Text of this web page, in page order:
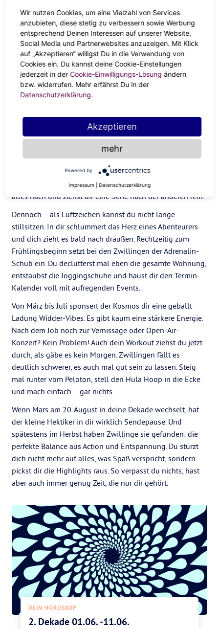
hier einen Fehler ausbessern. Du bleinst bei deiner
Grundidee, aber holst dir den Support und Input, den du
brauchst, damit das Ganze auch ein Erfolg wird. Ganz
schön clever, Zwilling!
Wellness
AlsZwillingder 1. Dekade kannst du zum Jahresstart 2022
ruhig powern, du hast es lieber gemütlich. Vom Sofa aus
noch schnell Soulfood bestellen, endlos Podcasts hören
oder eine Runde Netflix – du genießt das süße Nichtstun
und den Winterschlaf-Modus. Jupiter legt einen Softstart
hin und du tust es ihm gleich. Zum Bingewatching hat so
ein vielbeschäftigter Zwilling ja fast nie Zeit. Jetzt holst du
alles nach und ziehst dir eine Serie nach der anderen rein.
Dennoch – als Luftzeichen kannst du nicht lange
stillsitzen. In dir schlummert das Herz eines Abenteurers
und dich zieht es bald nach draußen. Rechtzeitig zum
Frühlingsbeginn setzt bei den Zwillingen der Adrenalin-
Schub ein. Du declutterst mal eben die gesamte Wohnung,
entstaubst die Joggingschuhe und haust dir den Termin-
Kalender voll mit aufregenden Events.
Von März bis Juli sponsert der Kosmos dir eine geballt
Ladung Widder-Vibes. Es gibt kaum eine stärkere Energie.
Nach dem Job noch zur Vernissage oder Open-Air-
Konzert? Kein Problem! Auch dein Workout ziehst du jetzt
durch, als gäbe es kein Morgen. Zwillingen fällt es
deutlich schwerer, es auch mal gut sein zu lassen. Steig
mal runter vom Peloton, stell den Hula Hoop in die Ecke
und mach einfach – gar nichts.
Wenn Mars am 20. August in deine Dekade wechselt, hat
der kleine Hektiker in dir wirklich Sendepause. Und
spätestens im Herbst haben Zwillinge sie gefunden: die
perfekte Balance aus Action und Entspannung. Du stürzt
dich nicht mehr auf alles, was Spaß verspricht, sondern
pickst dir die Highlights raus. So verpasst du nichts, hast
aber auch immer genug Zeit, die nur dir gehört.
DEIN HOROSKOP
2. Dekade 01.06. -11.06.
Wir nutzen Cookies, um eine Vielzahl von Services
anzubieten, diese stetig zu verbessern sowie Werbung
entsprechend Deinen Interessen auf unserer Website,
Social Media und Partnerwebsites anzuzeigen. Mit Klick
auf „Akzeptieren“ willigst Du in die Verwendung von
Cookies ein. Du kannst deine Cookie-Einstellungen
jederzeit in der Cookie-Einwilligungs-Lösung ändern
bzw. widerrufen. Mehr erfährst Du in der
Datenschutzerklärung.
Akzeptieren
mehr
Powered by
Impressum Datenschutzerklärung